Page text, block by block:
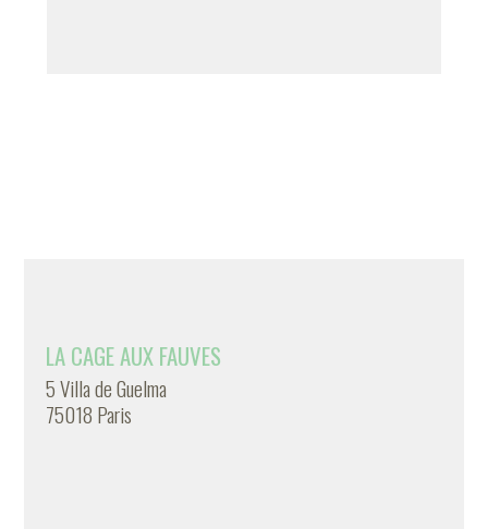
LA CAGE AUX FAUVES
5 Villa de Guelma
75018 Paris